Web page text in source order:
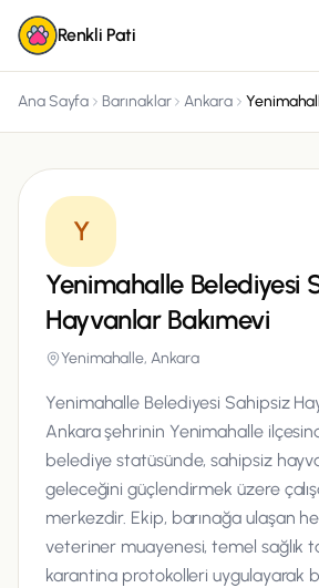
Renkli Pati
Ana Sayfa Barınaklar Ankara
Y
Yenimahalle Belediyesi
Hayvanlar Bakımevi
Yenimahalle, Ankara
Yenimahalle Belediyesi Sahipsiz
Ankara şehrinin Yenimahalle
belediye statüsünde, sahipsiz
geleceğini güçlendirmek üzere
merkezdir. Ekip, barınağa ulaşan
veteriner muayenesi, temel sağlık
karantina protokolleri uygulayarak